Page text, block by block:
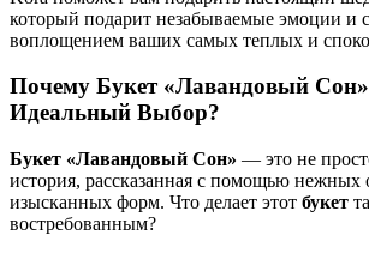
который подарит незабываемые эмоции и
воплощением ваших самых теплых и
Почему Букет «Лавандовый
Идеальный Выбор?
Букет «Лавандовый Сон» — это не
история, рассказанная с помощью нежных
изысканных форм. Что делает этот букет
востребованным?